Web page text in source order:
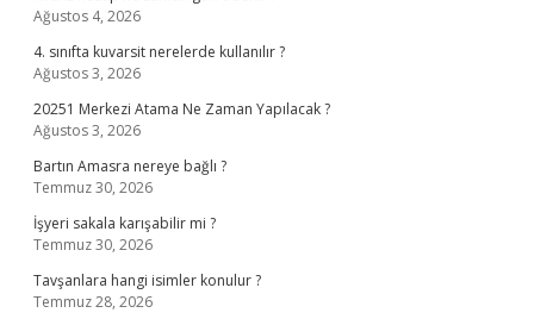
Ağustos 4, 2026
4. sınıfta kuvarsit nerelerde kullanılır ?
Ağustos 3, 2026
20251 Merkezi Atama Ne Zaman Yapılacak ?
Ağustos 3, 2026
Bartın Amasra nereye bağlı ?
Temmuz 30, 2026
İşyeri sakala karışabilir mi ?
Temmuz 30, 2026
Tavşanlara hangi isimler konulur ?
Temmuz 28, 2026